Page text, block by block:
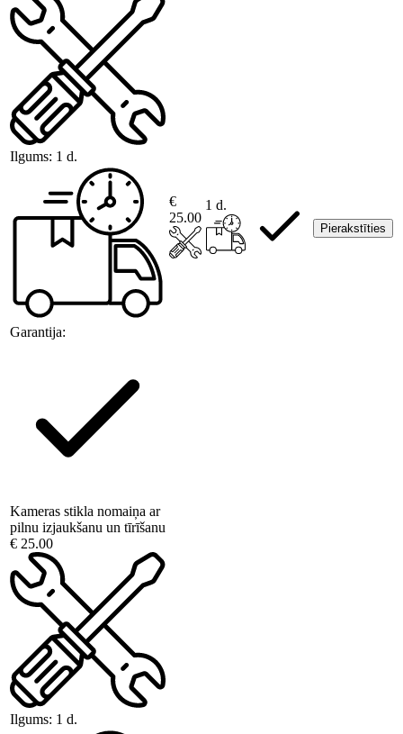
Ilgums: 1 d.
Garantija:
€
25.00
1 d.
Pierakstīties
Kameras stikla nomaiņa ar
pilnu izjaukšanu un tīrīšanu
€ 25.00
Ilgums: 1 d.